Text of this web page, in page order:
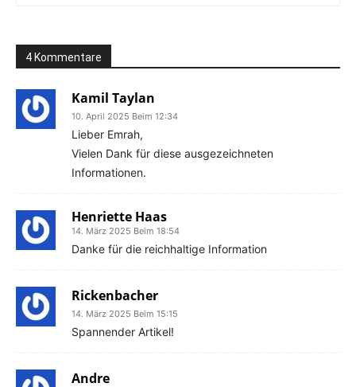
4 Kommentare
Kamil Taylan
10. April 2025 Beim 12:34
Lieber Emrah,
Vielen Dank für diese ausgezeichneten
Informationen.
Henriette Haas
14. März 2025 Beim 18:54
Danke für die reichhaltige Information
Rickenbacher
14. März 2025 Beim 15:15
Spannender Artikel!
Andre